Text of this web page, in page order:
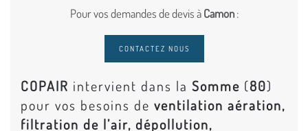
Pour vos demandes de devis àCamon:
CONTACTEZ NOUS
COPAIR intervient dans la Somme (80)
pour vos besoins de ventilation aération,
filtration de l’air, dépollution,